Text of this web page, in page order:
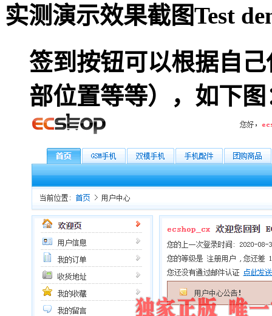
实测演示效果截图Test
签到按钮可以根据自
部位置等等），如下图